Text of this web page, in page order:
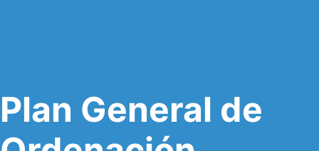
Plan General de